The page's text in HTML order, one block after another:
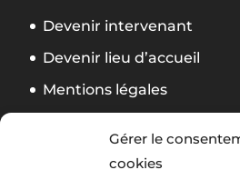
Gérer le
cookies
Devenir intervenant
Devenir lieu d’accueil
Mentions légales
CGV Formation